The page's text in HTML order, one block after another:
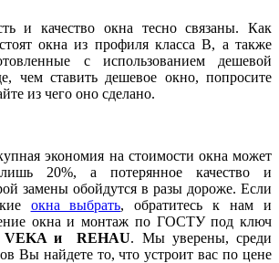
и качество окна тесно связаны. Как
окна из профиля класса В, а также
с использованием дешевой
чем ставить дешевое окно, попросите
из чего оно сделано.
экономия на стоимости окна может
лишь 20%, а потерянное качество и
замены обойдутся в разы дороже. Если
окна выбрать, обратитесь к нам и
окна и монтаж по ГОСТУ под ключ
VEKA и REHAU. Мы уверены, среди
Вы найдете то, что устроит вас по цене